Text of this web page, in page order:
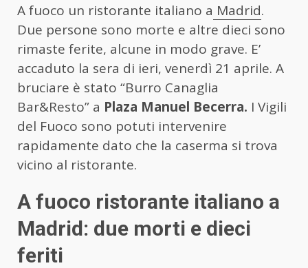
A fuoco un ristorante italiano a Madrid.
Due persone sono morte e altre dieci sono
rimaste ferite, alcune in modo grave. E’
accaduto la sera di ieri, venerdì 21 aprile. A
bruciare è stato “Burro Canaglia
Bar&Resto” a Plaza Manuel Becerra. I Vigili
del Fuoco sono potuti intervenire
rapidamente dato che la caserma si trova
vicino al ristorante.
A fuoco ristorante italiano a
Madrid: due morti e dieci
feriti